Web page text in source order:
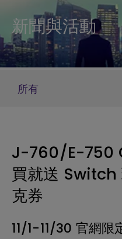
新聞與活動
所有
J-760/E-750
買就送 Switch
克券
11/1-11/30 官網